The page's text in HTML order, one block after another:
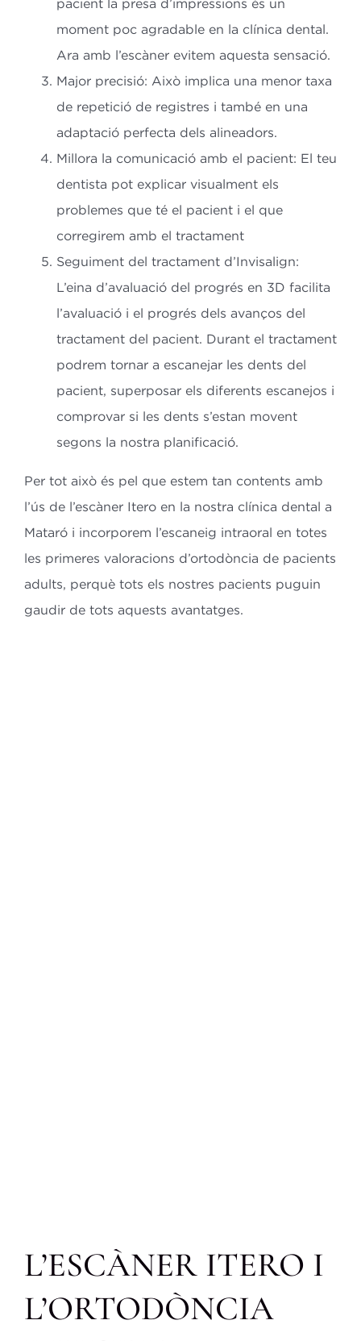
pacient la presa d’impressions és un
moment poc agradable en la clínica dental.
Ara amb l’escàner evitem aquesta sensació.
Major precisió: Això implica una menor taxa
de repetició de registres i també en una
adaptació perfecta dels alineadors.
Millora la comunicació amb el pacient: El teu
dentista pot explicar visualment els
problemes que té el pacient i el que
corregirem amb el tractament
Seguiment del tractament d’Invisalign:
L’eina d’avaluació del progrés en 3D facilita
l’avaluació i el progrés dels avanços del
tractament del pacient. Durant el tractament
podrem tornar a escanejar les dents del
pacient, superposar els diferents escanejos i
comprovar si les dents s’estan movent
segons la nostra planificació.
Per tot això és pel que estem tan contents amb
l’ús de l’escàner Itero en la nostra clínica dental a
Mataró i incorporem l’escaneig intraoral en totes
les primeres valoracions d’ortodòncia de pacients
adults, perquè tots els nostres pacients puguin
gaudir de tots aquests avantatges.
L’ESCÀNER ITERO I
L’ORTODÒNCIA